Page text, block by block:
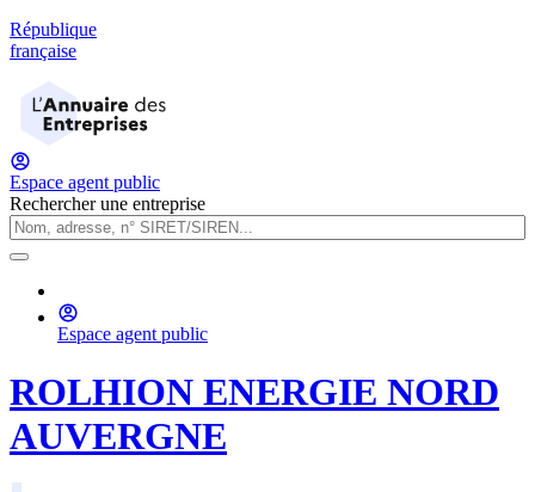
République
française
Espace agent public
Rechercher une entreprise
Espace agent public
ROLHION ENERGIE NORD
AUVERGNE